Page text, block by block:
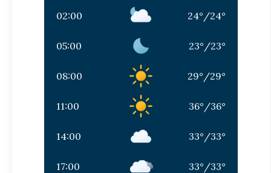
02:00 24° /24°
05:00 23° /23°
08:00 29° /29°
11:00 36° /36°
14:00 33° /33°
17:00 33° /33°